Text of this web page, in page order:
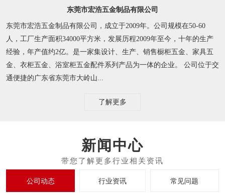
东莞市宏浩五金制品有限公司
东莞市宏浩五金制品有限公司，成立于2009年。公司规模在50-60
人，工厂生产面积34000平方米，发展历程2009年至今，十年的生产
经验，年产值约2亿。是一家集设计、生产、销售橱柜五金、家具五
金、衣柜五金、浴室柜五金配件系列产品为一体的企业。 公司位于交
通便捷的广东省东莞市大岭山...
了解更多
新闻中心
公司动态 行业资讯 常见问题